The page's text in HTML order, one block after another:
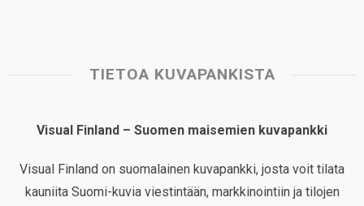
TIETOA KUVAPANKISTA
Visual Finland – Suomen maisemien kuvapankki
Visual Finland on suomalainen kuvapankki, josta voit tilata
kauniita Suomi-kuvia viestintään, markkinointiin ja tilojen